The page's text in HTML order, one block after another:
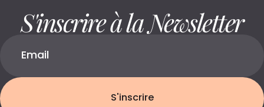
S'inscrire à la Newsletter
S'inscrire